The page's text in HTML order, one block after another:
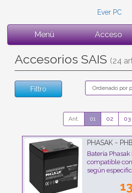
Ever PC
Menú Acceso
Accesorios SAIS (24
Filtro
Ant. 01 02 03
PHASAK -
Batería Phasak
compatible
según